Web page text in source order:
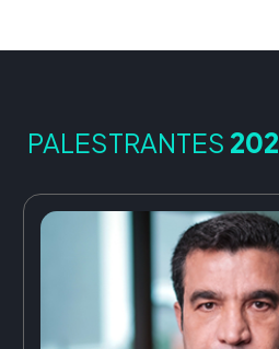
PALESTRANTES